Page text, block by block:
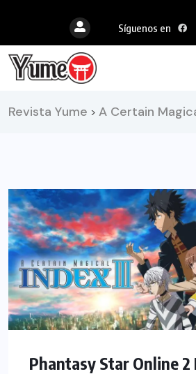
Síguenos en
Revista Yume > A Certain
Phantasy Star Online 2